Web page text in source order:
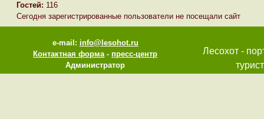
Гостей: 116
Сегодня зарегистрированные пользователи не посещали сайт
e-mail: info@lesohot.ru
Контактная форма-пресс-центр
Администратор
Лесохот -